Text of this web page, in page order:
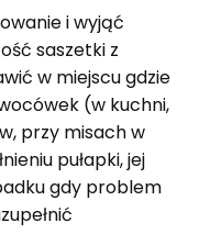
i wyjąć
saszetki z
w miejscu gdzie
(w kuchni,
przy misach w
pułapki, jej
gdy problem